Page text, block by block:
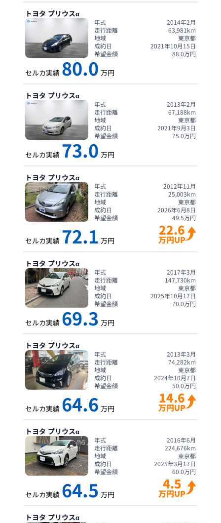
トヨタ プリウスα
年式
2014年2月
走行距離
63,981 km
地域
東京都
成約日
2021年10月15日
希望金額
88.0万円
セルカ実績 80.0 万円
トヨタ プリウスα
年式
2013年2月
走行距離
67,188km
地域
東京都
成約日
2021年9月3日
希望金額
75.0万円
セルカ実績 73.0 万円
トヨタ プリウスα
年式
2012年11月
走行距離
25,003km
地域
東京都
成約日
2026年6月8日
希望金額
49.5万円
セルカ実績 72.1 万円
22.6
万円UP
トヨタ プリウスα
年式
2017年3月
走行距離
147,730km
地域
東京都
成約日
2025年10月17日
希望金額
70.0万円
セルカ実績 69.3 万円
トヨタ プリウスα
年式
2013年3月
走行距離
74,282km
地域
東京都
成約日
2024年10月7日
希望金額
50.0万円
セルカ実績 64.6 万円
14.6
万円UP
トヨタ プリウスα
年式
2016年6月
走行距離
224,676km
地域
東京都
成約日
2025年3月17日
希望金額
60.0万円
セルカ実績 64.5 万円
4.5
万円UP
トヨタ プリウスα